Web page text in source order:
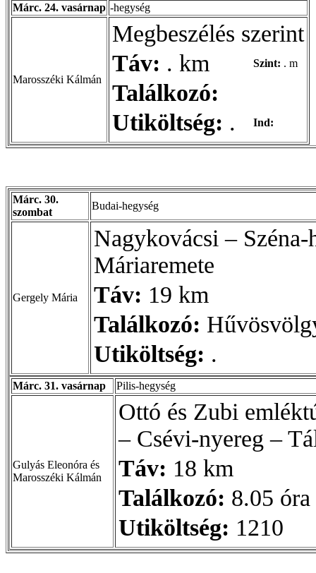
Márc. 24. vasárnap -hegység
Marosszéki Kálmán
Megbeszélés szerint
Táv: . km Szint: . m
Találkozó:
Utiköltség: . Ind:
Márc. 30.
szombat
Budai-hegység
Gergely Mária
Nagykovácsi –
Máriaremete
Táv: 19 km
Találkozó:
Utiköltség: .
Márc. 31. vasárnap Pilis-hegység
Gulyás Eleonóra és
Marosszéki Kálmán
Ottó és Zubi
– Csévi-nyereg –
Táv: 18 km
Találkozó: 8.05
Utiköltség: 1210